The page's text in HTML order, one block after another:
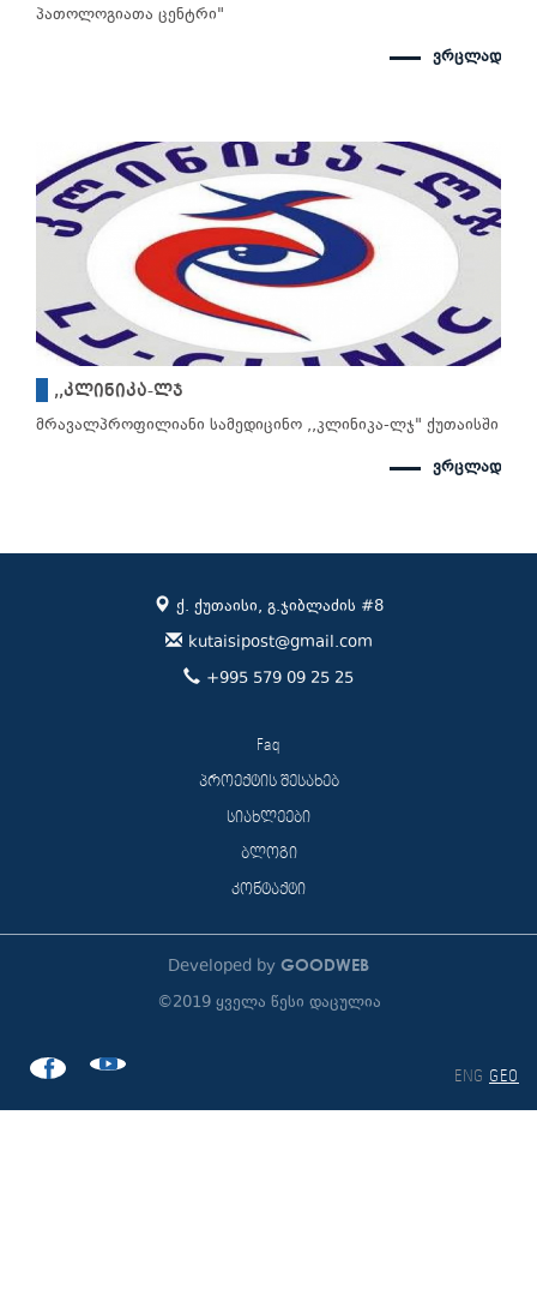
პათოლოგიათა ცენტრი"
ვრცლად
,,კლინიკა-ლჯ
მრავალპროფილიანი სამედიცინო ,,კლინიკა-ლჯ" ქუთაისში
ვრცლად
ქ. ქუთაისი, გ.ჯიბლაძის #8
kutaisipost@gmail.com
+995 579 09 25 25
Faq
პროექტის შესახებ
სიახლეები
ბლოგი
კონტაქტი
Developed by GOODWEB
©2019 ყველა წესი დაცულია
ENG GEO